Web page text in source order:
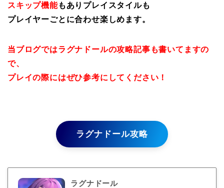
スキップ機能もありプレイスタイルも
プレイヤーごとに合わせ楽しめます。
当ブログではラグナドールの攻略記事も書いてますの
で、
プレイの際にはぜひ参考にしてください！
ラグナドール攻略
ラグナドール